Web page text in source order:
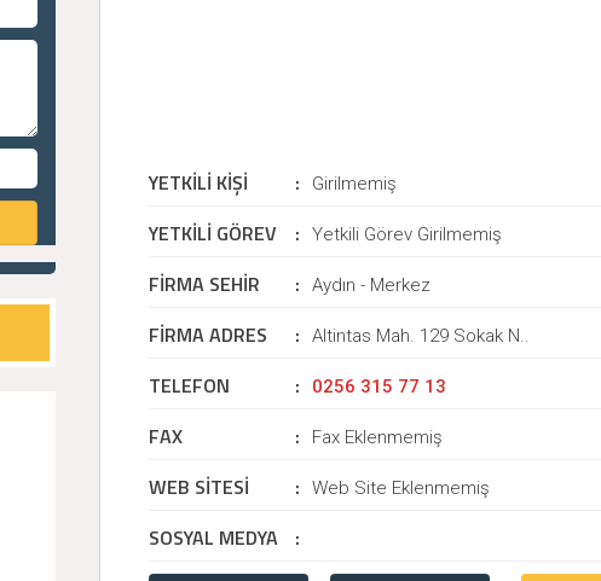
YETKİLİ KİŞİ : Girilmemiş
YETKİLİ GÖREV : Yetkili Görev Girilmemiş
FİRMA SEHİR : Aydın - Merkez
FİRMA ADRES : Altintas Mah. 129 Sokak N..
TELEFON : 0256 315 77 13
FAX : Fax Eklenmemiş
WEB SİTESİ : Web Site Eklenmemiş
SOSYAL MEDYA :